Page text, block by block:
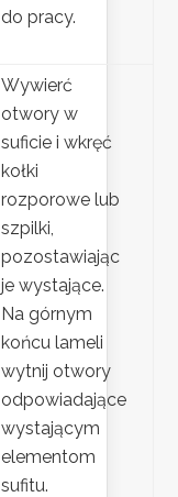
do pracy.
Wywierć
otwory w
suficie i wkręć
kołki
rozporowe lub
szpilki,
pozostawiając
je wystające.
Na górnym
końcu lameli
wytnij otwory
odpowiadające
wystającym
elementom
sufitu.